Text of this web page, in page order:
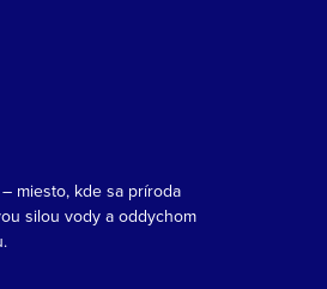
miesto, kde sa príroda
silou vody a oddychom